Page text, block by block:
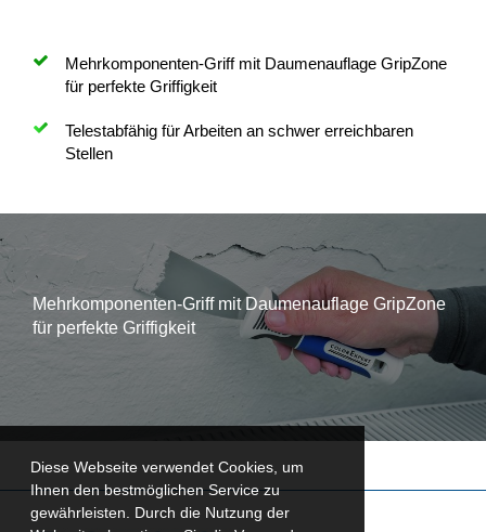
Diese Webseite verwendet Cookies, um
Ihnen den bestmöglichen Service zu
gewährleisten. Durch die Nutzung der
Mehrkomponenten-Griff mit Daumenauflage GripZone
für perfekte Griffigkeit
Telestabfähig für Arbeiten an schwer erreichbaren
Stellen
Mehrkomponenten-Griff mit Daumenauflage GripZone
für perfekte Griffigkeit